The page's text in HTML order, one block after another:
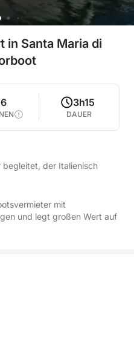
in Santa Maria di
6 3h15
DAUER
begleitet, der Italienisch
mit
und legt großen Wert auf